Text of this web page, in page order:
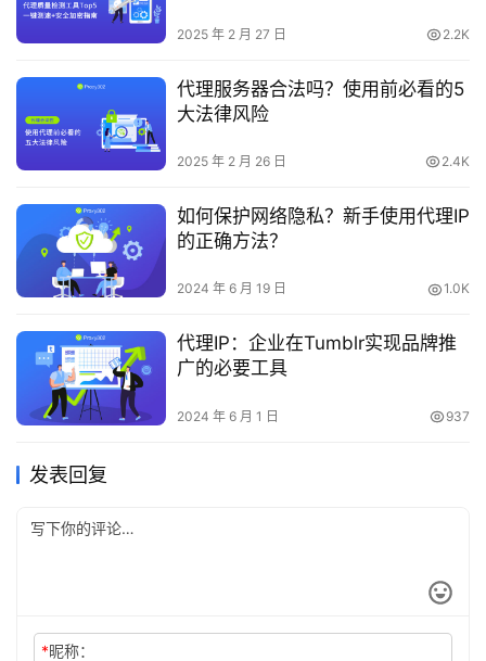
2025 年 2 月 27 日 2.2K
代理服务器合法吗？使用前必看的5
大法律风险
2025 年 2 月 26 日 2.4K
如何保护网络隐私？新手使用代理IP
的正确方法？
2024 年 6 月 19 日 1.0K
代理IP：企业在Tumblr实现品牌推
广的必要工具
2024 年 6 月 1 日 937
发表回复
*昵称：